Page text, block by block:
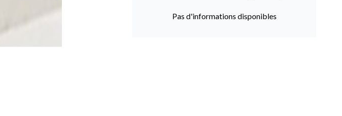
Pas d'informations disponibles